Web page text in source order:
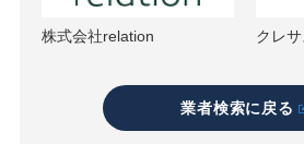
株式会社relation クレ
業者検索に戻る